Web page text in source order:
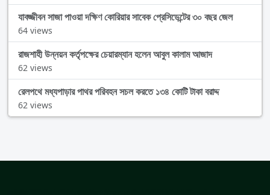
যাবজ্জীবন সাজা পাওয়া দক্ষিণ কোরিয়ার সাবেক প্রেসিডেন্টের ৩০ বছর জেল
64 views
রাজশাহী উন্নয়ন কর্তৃপক্ষের চেয়ারম্যান হলেন আবুল কালাম আজাদ
62 views
রেলপথে মধ্যপাড়ার পাথর পরিবহন সচল করতে ১৩৪ কোটি টাকা বরাদ্দ
62 views